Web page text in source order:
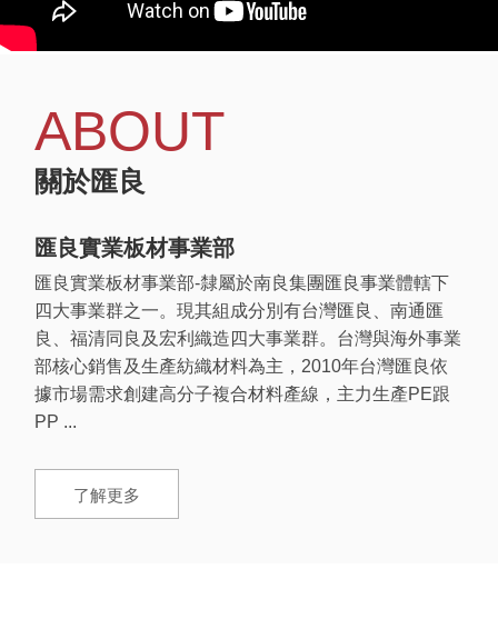
ABOUT
關於匯良
匯良實業板材事業部
匯良實業板材事業部-隸屬於南良集團匯良事業體轄下
四大事業群之一。現其組成分別有台灣匯良、南通匯
良、福清同良及宏利織造四大事業群。台灣與海外事業
部核心銷售及生產紡織材料為主，2010年台灣匯良依
據市場需求創建高分子複合材料產線，主力生產PE跟
PP ...
了解更多